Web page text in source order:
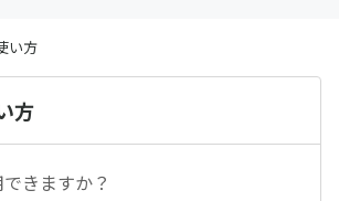
い方
方
きますか？